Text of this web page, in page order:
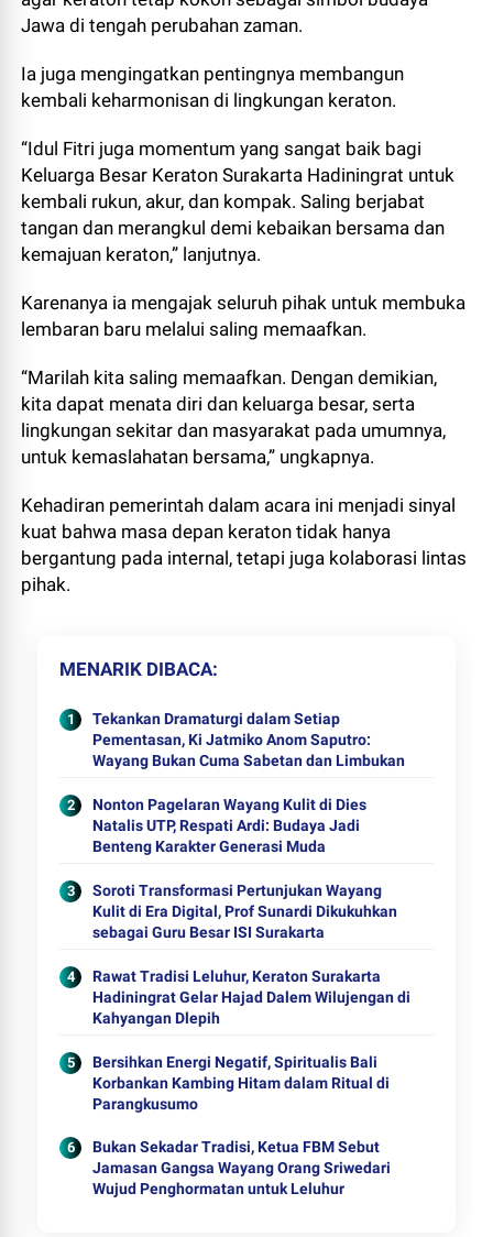
Jawa di tengah perubahan zaman.
Ia juga mengingatkan pentingnya membangun
kembali keharmonisan di lingkungan keraton.
“Idul Fitri juga momentum yang sangat baik bagi
Keluarga Besar Keraton Surakarta Hadiningrat untuk
kembali rukun, akur, dan kompak. Saling berjabat
tangan dan merangkul demi kebaikan bersama dan
kemajuan keraton,” lanjutnya.
Karenanya ia mengajak seluruh pihak untuk membuka
lembaran baru melalui saling memaafkan.
“Marilah kita saling memaafkan. Dengan demikian,
kita dapat menata diri dan keluarga besar, serta
lingkungan sekitar dan masyarakat pada umumnya,
untuk kemaslahatan bersama,” ungkapnya.
Kehadiran pemerintah dalam acara ini menjadi sinyal
kuat bahwa masa depan keraton tidak hanya
bergantung pada internal, tetapi juga kolaborasi lintas
pihak.
MENARIK DIBACA
Tekankan Dramaturgi dalam Setiap
Pementasan, Ki Jatmiko Anom Saputro:
Wayang Bukan Cuma Sabetan dan Limbukan
Nonton Pagelaran Wayang Kulit di Dies
Natalis UTP, Respati Ardi: Budaya Jadi
Benteng Karakter Generasi Muda
Soroti Transformasi Pertunjukan Wayang
Kulit di Era Digital, Prof Sunardi Dikukuhkan
sebagai Guru Besar ISI Surakarta
Rawat Tradisi Leluhur, Keraton Surakarta
Hadiningrat Gelar Hajad Dalem Wilujengan di
Kahyangan Dlepih
Bersihkan Energi Negatif, Spiritualis Bali
Korbankan Kambing Hitam dalam Ritual di
Parangkusumo
Bukan Sekadar Tradisi, Ketua FBM Sebut
Jamasan Gangsa Wayang Orang Sriwedari
Wujud Penghormatan untuk Leluhur